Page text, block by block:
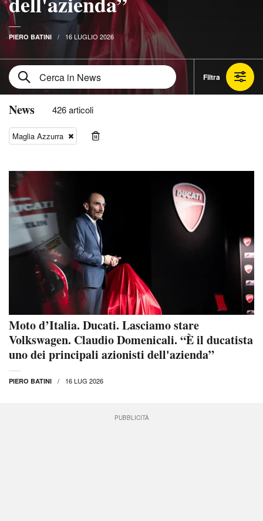
PIERO BATINI 16 LUGLIO 2026
Filtra
News 426 articoli
Maglia Azzurra
Moto d’Italia. Ducati. Lasciamo stare
Volkswagen. Claudio Domenicali. “È il ducatista
uno dei principali azionisti dell'azienda”
PIERO BATINI 16 LUG 2026
PUBBLICITÀ